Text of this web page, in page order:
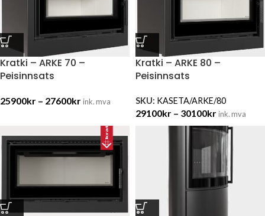
Kratki – ARKE 70 –
Peisinnsats
25900kr – 27600krink. mva
Kratki – ARKE 80 –
Peisinnsats
SKU: KASETA/ARKE/80
29100kr – 30100krink. mva